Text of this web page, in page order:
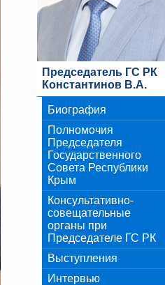
Председатель ГС РК
Константинов В.А.
Биография
Полномочия
Председателя
Государственного
Совета Республики
Крым
Консультативно-
совещательные
органы при
Председателе ГС РК
Выступления
Интервью